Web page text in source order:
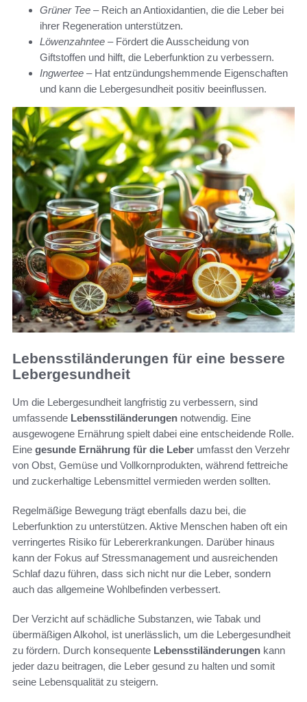
Grüner Tee – Reich an Antioxidantien, die die Leber bei
ihrer Regeneration unterstützen.
Löwenzahntee – Fördert die Ausscheidung von
Giftstoffen und hilft, die Leberfunktion zu verbessern.
Ingwertee – Hat entzündungshemmende Eigenschaften
und kann die Lebergesundheit positiv beeinflussen.
Lebensstiländerungen für eine bessere
Lebergesundheit
Um die Lebergesundheit langfristig zu verbessern, sind
umfassende Lebensstiländerungen notwendig. Eine
ausgewogene Ernährung spielt dabei eine entscheidende Rolle.
Eine gesunde Ernährung für die Leber umfasst den Verzehr
von Obst, Gemüse und Vollkornprodukten, während fettreiche
und zuckerhaltige Lebensmittel vermieden werden sollten.
Regelmäßige Bewegung trägt ebenfalls dazu bei, die
Leberfunktion zu unterstützen. Aktive Menschen haben oft ein
verringertes Risiko für Lebererkrankungen. Darüber hinaus
kann der Fokus auf Stressmanagement und ausreichenden
Schlaf dazu führen, dass sich nicht nur die Leber, sondern
auch das allgemeine Wohlbefinden verbessert.
Der Verzicht auf schädliche Substanzen, wie Tabak und
übermäßigen Alkohol, ist unerlässlich, um die Lebergesundheit
zu fördern. Durch konsequente Lebensstiländerungen kann
jeder dazu beitragen, die Leber gesund zu halten und somit
seine Lebensqualität zu steigern.